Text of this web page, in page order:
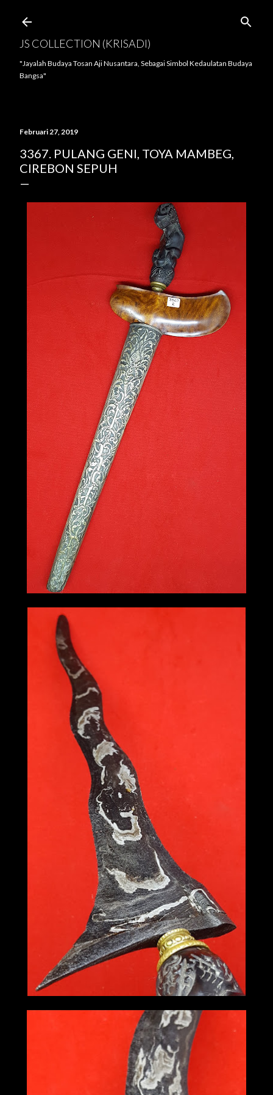
JS COLLECTION (KRISADI)
"Jayalah Budaya Tosan Aji Nusantara, Sebagai Simbol Kedaulatan Budaya
Bangsa"
Februari 27, 2019
3367. PULANG GENI, TOYA MAMBEG,
CIREBON SEPUH